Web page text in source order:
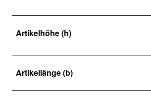
Artikelhöhe (h)
Artikellänge (b)